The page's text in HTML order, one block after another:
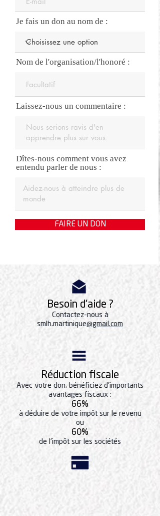
Je fais un don au nom de :
Nom de l'organisation/l'honoré :
Laissez-nous un commentaire :
Dîtes-nous comment vous avez
entendu parler de nous :
FAIRE UN DON
Besoin d'aide ?
Contactez-nous à
smlh.martinique@gmail.com
Réduction fiscale
Avec votre don, bénéficiez d'importants
avantages fiscaux :
66%
à déduire de votre impôt sur le revenu
ou
60%
de l'impôt sur les sociétés